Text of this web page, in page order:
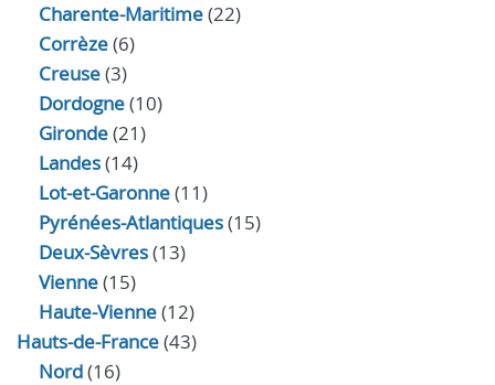
Charente-Maritime(22)
Corrèze(6)
Creuse(3)
Dordogne(10)
Gironde(21)
Landes(14)
Lot-et-Garonne(11)
Pyrénées-Atlantiques(15)
Deux-Sèvres(13)
Vienne(15)
Haute-Vienne(12)
Hauts-de-France(43)
Nord(16)